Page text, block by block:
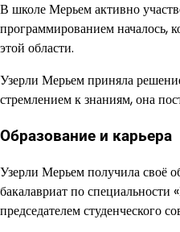
В школе Мерьем активно
программированием началось,
этой области.
Узерли Мерьем приняла
стремлением к знаниям, она
Образование и карьера
Узерли Мерьем получила своё
бакалавриат по
председателем студенческого